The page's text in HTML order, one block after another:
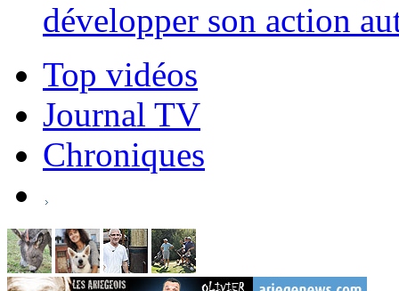
développer son action
Top vidéos
Journal TV
Chroniques